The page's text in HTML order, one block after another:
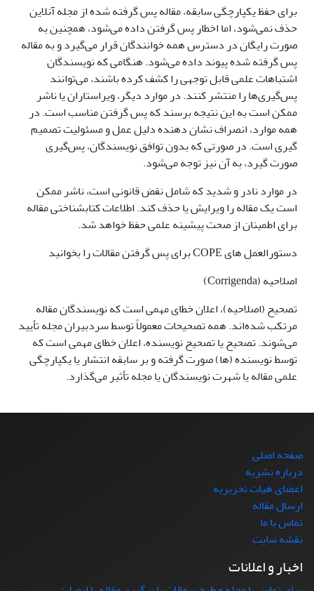
برای حفظ یکپارچگی سابقه، مقاله پس گرفته شده از مجله آنلاین
حذف نمی‌شود، اما اخطار پس گرفتن داده می‌شود، همچنین به
صورت رایگان در دسترس همه خوانندگان قرار می‌گیرد و به مقاله
پس گرفته شده پیوند داده می‌شود. هنگامی که نویسندگان
اشتباهات علمی قابل توجهی را کشف کرده باشند، می‌توانند
پس‌گیری‌ها را منتشر کنند. در موارد دیگر، ویراستاران یا ناشر
ممکن است به این نتیجه برسند که پس گرفتن مناسب است. در
همه موارد، انصراف نشان دهنده دلیل عمل و مسئولیت تصمیم
گیری است. در صورتی که بدون توافق نویسندگان، پس‌گیری
صورت گیرد، به آن نیز توجه می‌شود.
در موارد نادر و شدید که شامل نقض قانونی است، ناشر ممکن
است یک مقاله را ویرایش یا حذف کند. اطلاعات کتابشناختی مقاله
برای اطمینان از صحت پیشینه علمی حفظ خواهد شد.
دستورالعمل های COPE برای پس گرفتن مقالات را بخوانید
اصلاحیه (Corrigenda)
تصحیح (اصلاحیه)، اعلان خطای مهمی است که نویسندگان مقاله
مرتکب شده‌اند. همه تصحیحات معمولاً توسط سردبیران مجله تأیید
می‌شوند. تصحیح یا تصحیح نویسنده، اعلان خطای مهمی است که
توسط نویسنده (ها) صورت گرفته و بر سابقه انتشار یا یکپارچگی
علمی مقاله یا شهرت نویسندگان یا مجله تأثیر می‌گذارد.
صفحه اصلی
درباره نشریه
اعضای هیات تحریریه
ارسال مقاله
تماس با ما
نقشه سایت
اخبار و اعلانات